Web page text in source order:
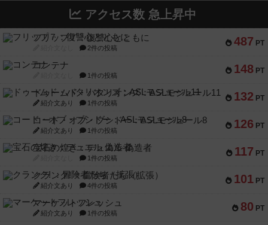
アクセス数 急上昇中
487 PT
フリップ７：復讐心とともに
2件の投稿
148 PT
コンテナ
1件の投稿
132 PT
ドゥームド・バタリオンズ：ASLモジュール11
紹介文あり 1件の投稿
126 PT
コード・オブ・ブシドー：ASLモジュール8
紹介文あり 1件の投稿
117 PT
宝石の煌き：デュエル 偽造者
1件の投稿
101 PT
クランク! ：冒険者たち（拡張）
紹介文あり 4件の投稿
80 PT
マーケットフレッシュ
紹介文あり 1件の投稿